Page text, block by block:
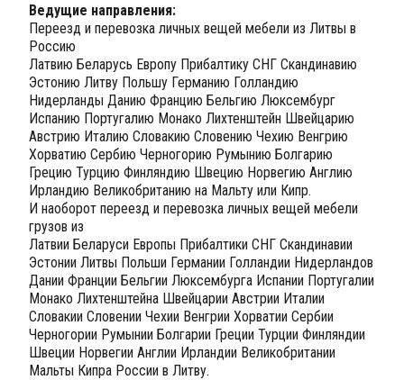
Ведущие направления:
Переезд и перевозка личных вещей мебели из Литвы в
Россию
Латвию Беларусь Европу Прибалтику СНГ Скандинавию
Эстонию Литву Польшу Германию Голландию
Нидерланды Данию Францию Бельгию Люксембург
Испанию Португалию Монако Лихтенштейн Швейцарию
Австрию Италию Словакию Словению Чехию Венгрию
Хорватию Сербию Черногорию Румынию Болгарию
Грецию Турцию Финляндию Швецию Норвегию Англию
Ирландию Великобританию на Мальту или Кипр.
И наоборот переезд и перевозка личных вещей мебели
грузов из
Латвии Беларуси Европы Прибалтики СНГ Скандинавии
Эстонии Литвы Польши Германии Голландии Нидерландов
Дании Франции Бельгии Люксембурга Испании Португалии
Монако Лихтенштейна Швейцарии Австрии Италии
Словакии Словении Чехии Венгрии Хорватии Сербии
Черногории Румынии Болгарии Греции Турции Финляндии
Швеции Норвегии Англии Ирландии Великобритании
Мальты Кипра России в Литву.